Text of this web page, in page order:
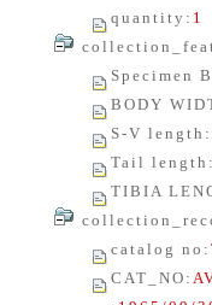
quantity : 1
Specimen
BODY
S-V length :
Tail length :
TIBIA
catalog no :
CAT_NO :